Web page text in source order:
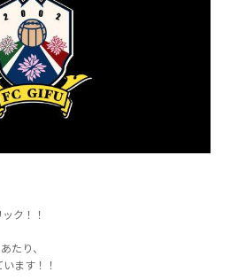
ク！！
たり、
ます！！